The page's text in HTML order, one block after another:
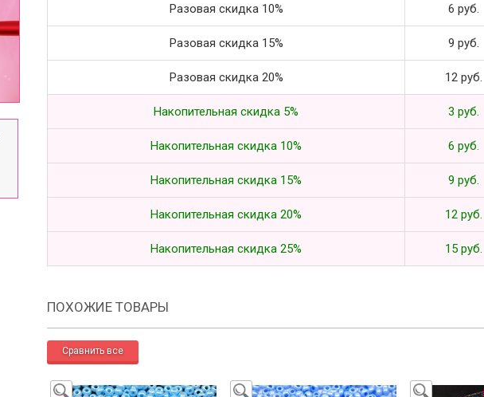
Разовая скидка 10% 6 руб.
Разовая скидка 15% 9 руб.
Разовая скидка 20% 12 руб.
Накопительная скидка 5% 3 руб.
Накопительная скидка 10% 6 руб.
Накопительная скидка 15% 9 руб.
Накопительная скидка 20% 12 руб.
Накопительная скидка 25% 15 руб.
ПОХОЖИЕ ТОВАРЫ